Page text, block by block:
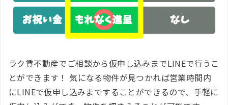
ラク賃不動産でご相談から仮申し込みまでLINEで行うこ
とができます！ 気になる物件が見つかれば営業時間内
にLINEで仮申し込みまですることができるので、手軽に